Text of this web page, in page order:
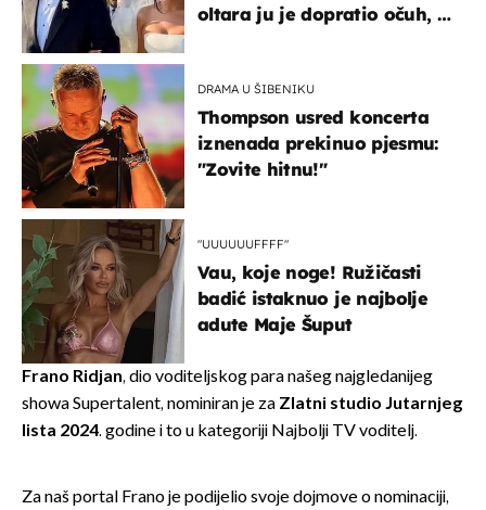
oltara ju je dopratio očuh, a
DRAMA U ŠIBENIKU
Thompson usred koncerta
iznenada prekinuo pjesmu:
"Zovite hitnu!"
"UUUUUUFFFF"
Vau, koje noge! Ružičasti
badić istaknuo je najbolje
adute Maje Šuput
Frano Ridjan, dio voditeljskog para našeg najgledanijeg
showa Supertalent, nominiran je za Zlatni studio Jutarnjeg
lista 2024. godine i to u kategoriji Najbolji TV voditelj.
Za naš portal Frano je podijelio svoje dojmove o nominaciji,